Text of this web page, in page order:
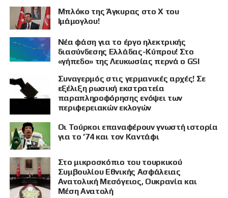
Μπλόκο της Άγκυρας στο X του
Ιμάμογλου!
Νέα φάση για το έργο ηλεκτρικής
διασύνδεσης Ελλάδας-Κύπρου! Στο
«γήπεδο» της Λευκωσίας περνά ο GSI
Συναγερμός στις γερμανικές αρχές! Σε
εξέλιξη ρωσική εκστρατεία
παραπληροφόρησης ενόψει των
περιφερειακών εκλογών
Οι Τούρκοι επαναφέρουν γνωστή ιστορία
για το ’74 και τον Καντάφι
Στο μικροσκόπιο του τουρκικού
Συμβουλίου Εθνικής Ασφάλειας
Ανατολική Μεσόγειος, Ουκρανία και
Μέση Ανατολή